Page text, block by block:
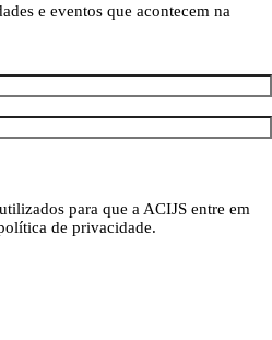
e eventos que acontecem na
para que a ACIJS entre em
de privacidade.